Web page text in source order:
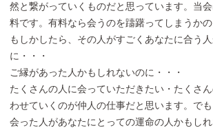
然と繋がっていくものだと思っています。当
料です。有料なら会うのを躊躇ってしまうかの
もしかしたら、その人がすごくあなたに合う
に・・・
ご縁があった人かもしれないのに・・・
たくさんの人に会っていただきたい・たくさ
わせていくのが仲人の仕事だと思います。で
会った人があなたにとっての運命の人かもし